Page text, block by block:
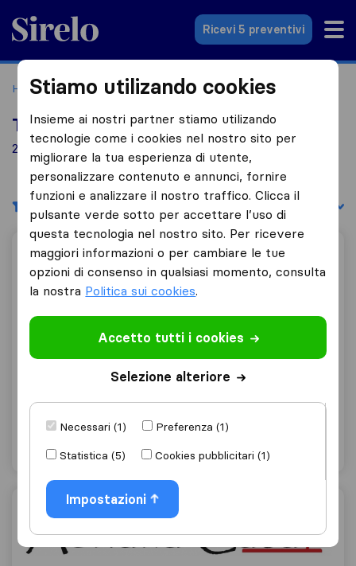
Sirelo.it
Ricevi 5 preventivi
Home Le 10 migliori aziende di traslochi in Italia
Top 10 traslocatori a Nizza
2 aziende di traslochi trovate a Nizza
Filtri Filtra per:
Mazzeo Traslochi
1
Mazzeo Traslochi
Chiedi preventivo Dettagli
1 valutazioni come "Cattiva pianificazione"
Ideal Mobili TRASLOCHI
Stiamo utilizando cookies
Insieme ai nostri partner stiamo utilizando
tecnologie come i cookies nel nostro sito per
migliorare la tua esperienza di utente,
personalizzare contenuto e annunci, fornire
funzioni e analizzare il nostro traffico. Clicca il
pulsante verde sotto per accettare l’uso di
questa tecnologia nel nostro sito. Per ricevere
maggiori informazioni o per cambiare le tue
opzioni di consenso in qualsiasi momento, consulta
la nostra Politica sui cookies.
Accetto tutti i cookies
Selezione alteriore
Necessari (1)
Preferenza (1)
Statistica (5)
Cookies pubblicitari (1)
Impostazioni